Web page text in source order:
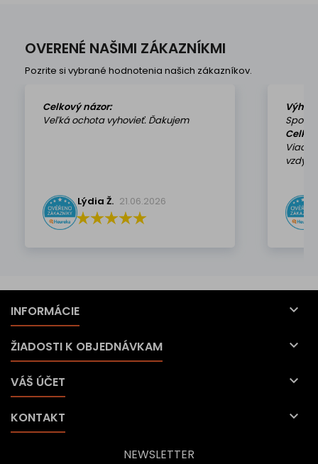
OVERENÉ NAŠIMI ZÁKAZNÍKMI
Pozrite si vybrané hodnotenia našich zákazníkov.
Celkový názor:
Veľká ochota vyhovieť. Ďakujem
Lýdia Ž. 21.06.2026
vzdy k
INFORMÁCIE 
ŽIADOSTI K OBJEDNÁVKAM 
VÁŠ ÚČET 
KONTAKT 
NEWSLETTER